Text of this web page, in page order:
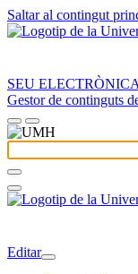
Saltar al contingut
SEU ELECTRÒNICA
Gestor de continguts
Editar